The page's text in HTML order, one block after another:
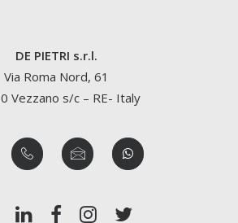
DE PIETRI s.r.l.
Via Roma Nord, 61
Vezzano s/c – RE- Italy